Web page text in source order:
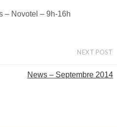
– Novotel – 9h-16h
NEXT POST
News – Septembre 2014